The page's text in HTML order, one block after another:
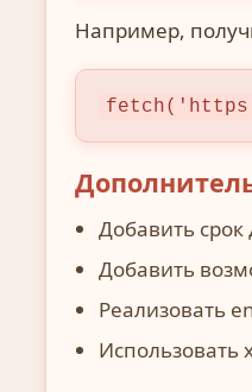
Например,
Добавить срок
Добавить
Реализовать
Использовать